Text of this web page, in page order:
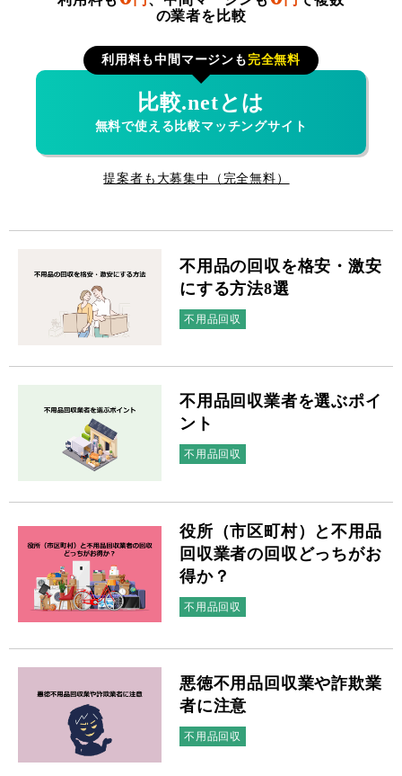
の業者を比較
利用料も中間マージンも 完全無料
比較.netとは
無料で使える比較マッチングサイト
提案者も大募集中（完全無料）
不用品の回収を格安・激安
にする方法8選
不用品回収
不用品回収業者を選ぶポイ
ント
不用品回収
役所（市区町村）と不用品
回収業者の回収どっちがお
得か？
不用品回収
悪徳不用品回収業や詐欺業
者に注意
不用品回収